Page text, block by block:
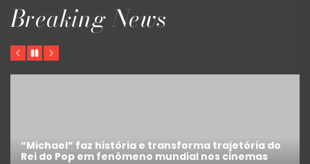
Breaking News
Previous
PauseNext
trajetória do
nos cinemas
Como escrever um roteiro de
completo para iniciantes